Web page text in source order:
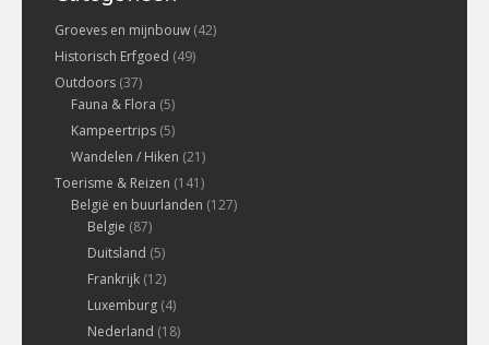
Groeves en mijnbouw (42)
Historisch Erfgoed (49)
Outdoors (37)
Fauna & Flora (5)
Kampeertrips (5)
Wandelen / Hiken (21)
Toerisme & Reizen (141)
België en buurlanden (127)
Belgie (87)
Duitsland (5)
Frankrijk (12)
Luxemburg (4)
Nederland (18)